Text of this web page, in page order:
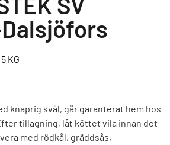
Dalsjöfors
KG
knaprig svål, går garanterat hem hos
tillagning, låt köttet vila innan det
med rödkål, gräddsås,